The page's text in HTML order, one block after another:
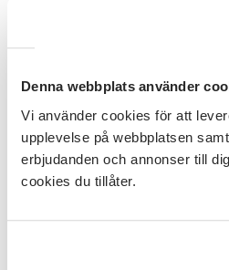
Denna webbplats använder
Vi använder cookies för att
upplevelse på webbplatsen
erbjudanden och annonser till
cookies du tillåter.
uppehåll.
Förkunskaper
Inga förkunskaper krävs.
Kursmaterial
Allt grundmaterial förutom
renoveringsobjekt kan